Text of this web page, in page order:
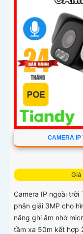
CAMERA IP
Giá
Camera IP ngoài trời
phân giải 3MP cho
năng ghi âm nhờ
tầm xa 50m kết hợp